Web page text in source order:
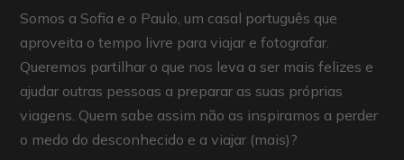
Somos a Sofia e o Paulo, um casal português que
aproveita o tempo livre para viajar e fotografar.
Queremos partilhar o que nos leva a ser mais felizes e
ajudar outras pessoas a preparar as suas próprias
viagens. Quem sabe assim não as inspiramos a perder
o medo do desconhecido e a viajar (mais)?